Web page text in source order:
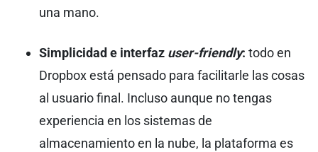
una mano.
Simplicidad e interfaz user-friendly: todo en
Dropbox está pensado para facilitarle las cosas
al usuario final. Incluso aunque no tengas
experiencia en los sistemas de
almacenamiento en la nube, la plataforma es